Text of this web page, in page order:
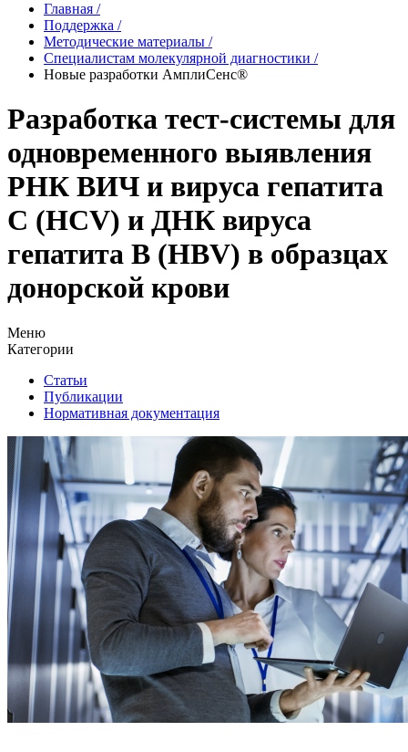
Главная /
Поддержка /
Методические материалы /
Специалистам молекулярной диагностики /
Новые разработки АмплиСенс®
Разработка тест-системы для
одновременного выявления
РНК ВИЧ и вируса гепатита
С (HCV) и ДНК вируса
гепатита В (HBV) в образцах
донорской крови
Меню
Категории
Статьи
Публикации
Нормативная документация